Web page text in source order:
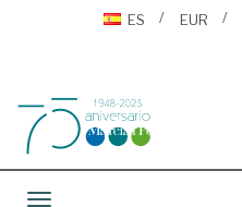
ES
EUR
Toggle navigation